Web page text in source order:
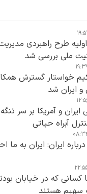
طرح راهبردی
ملی بررسی شد
خواستار گسترش
ایران شد
ایران و آمریکا بر سر
آبراه حیاتی
ایران: ایران به ما
کسانی که در خیابان
سهیم هستند